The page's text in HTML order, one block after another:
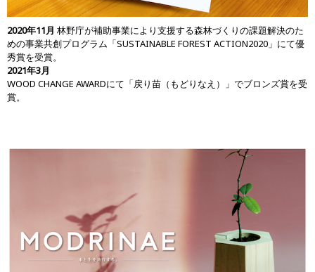
2020年11月 林野庁が補助事業により支援する森林づくりの課題解決のた
めの事業共創プログラム「SUSTAINABLE FOREST ACTION2020」にて優
秀賞を受賞。
2021年3月
WOOD CHANGE AWARDにて「戻り苗（もどりなえ）」でブロンズ賞を受
賞。